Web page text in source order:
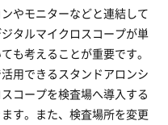
やモニターなどと連結して
タルマイクロスコープが単
も考えることが重要です。
用できるスタンドアロンシ
コープを検査場へ導入する
す。また、検査場所を変更